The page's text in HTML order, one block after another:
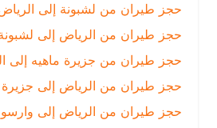
حجز طيران من لشبونة إلى الرياض
|
حجز طيران من الرياض إلى لشبونة |
حجز طيران من جزيرة ماهيه إلى الرياض
حجز طيران من الرياض إلى جزيرة ماهيه
حجز طيران من الرياض إلى وارسو
|